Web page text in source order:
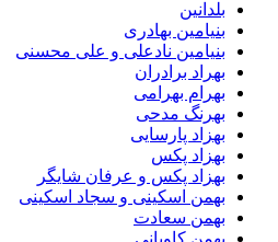
بلدانین
بنیامین بهادری
بنیامین نادعلی و علی محسنی
بهراد برادران
بهرام بهرامی
بهرنگ مدحی
بهزاد پارسایی
بهزاد پکس
بهزاد پکس و عرفان شایگر
بهمن اسکینی و سجاد اسکینی
بهمن سعادت